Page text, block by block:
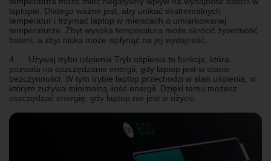
laptopie. Dlatego ważne jest, aby unikać ekstremalnych
temperatur i trzymać laptop w miejscach o umiarkowanej
temperaturze. Zbyt wysoka temperatura może skrócić żywotność
baterii, a zbyt niska może wpłynąć na jej wydajność.
4. Używaj trybu uśpienia Tryb uśpienia to funkcja, która
pozwala na oszczędzanie energii, gdy laptop jest w stanie
bezczynności. W tym trybie laptop przechodzi w stan uśpienia, w
którym zużywa minimalną ilość energii. Dzięki temu możesz
oszczędzać energię, gdy laptop nie jest w użyciu.